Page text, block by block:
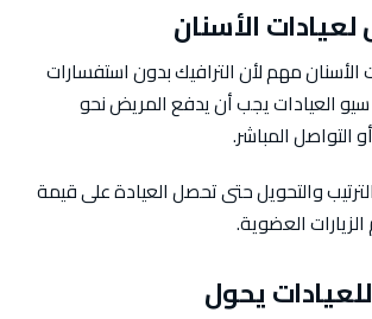
الأسنان
الأسنان مهم لأن الترافيك بدون استفسارات
العيادات يجب أن يدفع المريض نحو
التواصل المباشر.
والتحويل حتى تحصل العيادة على قيمة
العضوية.
يحول